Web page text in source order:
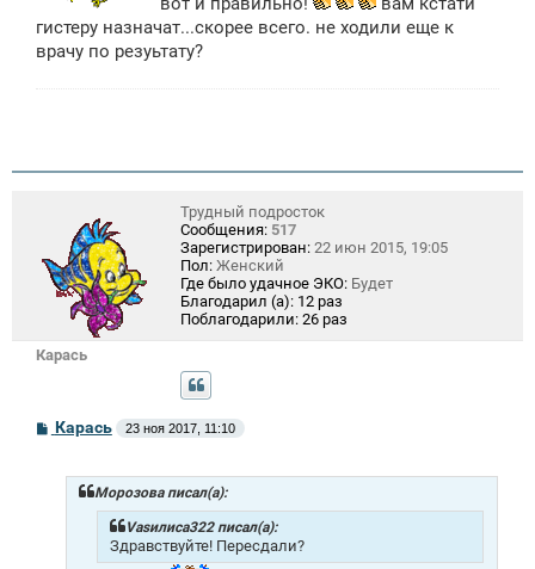
гистеру назначат...скорее всего. не ходили еще к
врачу по резуьтату?
Карась
Трудный подросток
Сообщения: 517
Зарегистрирован: 22 июн 2015, 19:05
Пол: Женский
Где было удачное ЭКО: Будет
Благодарил (а): 12 раз
Поблагодарили: 26 раз
С
о
Карась 23 ноя 2017, 11:10
Морозова писал(а):
Vasилиса322 писал(а):
Здравствуйте! Пересдали?